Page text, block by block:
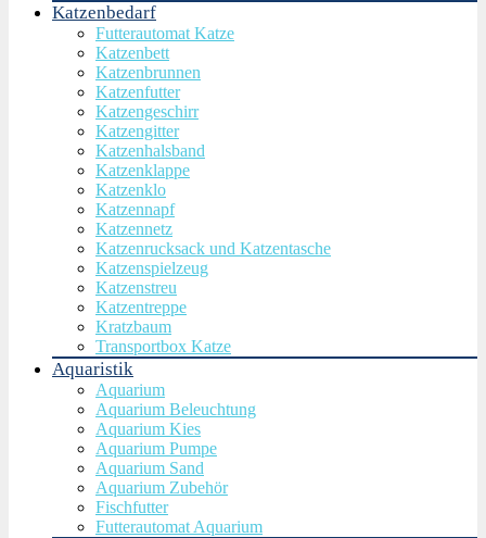
Katzenbedarf
Futterautomat Katze
Katzenbett
Katzenbrunnen
Katzenfutter
Katzengeschirr
Katzengitter
Katzenhalsband
Katzenklappe
Katzenklo
Katzennapf
Katzennetz
Katzenrucksack und Katzentasche
Katzenspielzeug
Katzenstreu
Katzentreppe
Kratzbaum
Transportbox Katze
Aquaristik
Aquarium
Aquarium Beleuchtung
Aquarium Kies
Aquarium Pumpe
Aquarium Sand
Aquarium Zubehör
Fischfutter
Futterautomat Aquarium